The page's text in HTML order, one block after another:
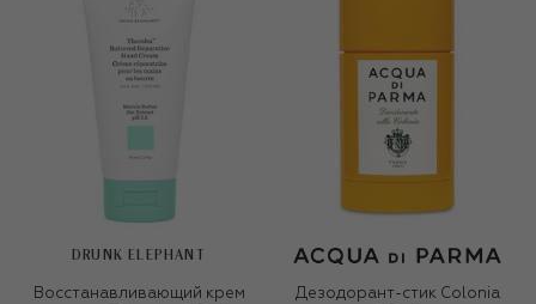
DRUNK ELEPHANT
Восстанавливающий крем
Дезодорант-стик Colonia